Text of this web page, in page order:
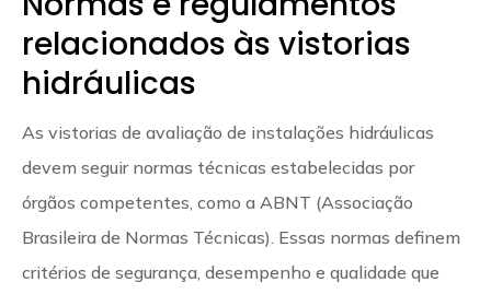
relacionados às vistorias
hidráulicas
As vistorias de avaliação de instalações hidráulicas
devem seguir normas técnicas estabelecidas por
órgãos competentes, como a ABNT (Associação
Brasileira de Normas Técnicas). Essas normas definem
critérios de segurança, desempenho e qualidade que